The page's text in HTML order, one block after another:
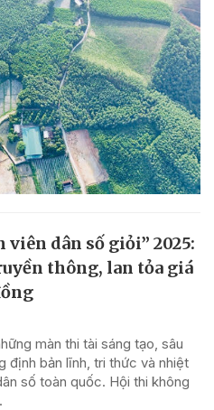
dân số giỏi” 2025:
thông, lan tỏa giá
màn thi tài sáng tạo, sâu
định bản lĩnh, tri thức và nhiệt
số toàn quốc. Hội thi không